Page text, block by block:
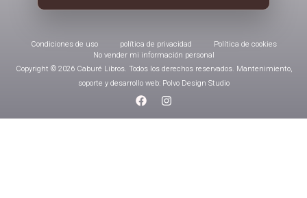
Condiciones de uso política de privacidad
Política de cookies
No vender mi información personal
Copyright © 2026 Caburé Libros. Todos los derechos reservados. Mantenimiento,
soporte y desarrollo web: Polvo Design Studio